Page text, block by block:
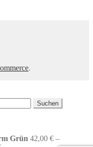
.
Suchen
Grün 42,00 € –